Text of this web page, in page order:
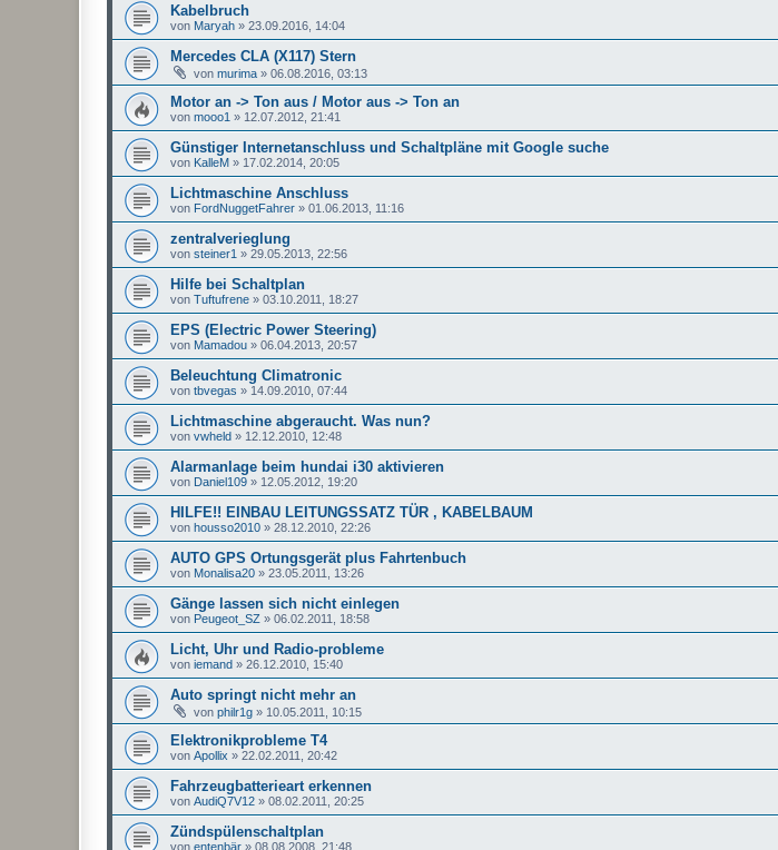
Kabelbruch
von Maryah » 23.09.2016, 14:04
Mercedes CLA (X117) Stern
von murima » 06.08.2016, 03:13
Motor an -> Ton aus / Motor aus -> Ton an
von mooo1 » 12.07.2012, 21:41
Günstiger Internetanschluss und Schaltpläne mit Google suche
von KalleM » 17.02.2014, 20:05
Lichtmaschine Anschluss
von FordNuggetFahrer » 01.06.2013, 11:16
zentralverieglung
von steiner1 » 29.05.2013, 22:56
Hilfe bei Schaltplan
von Tuftufrene » 03.10.2011, 18:27
EPS (Electric Power Steering)
von Mamadou » 06.04.2013, 20:57
Beleuchtung Climatronic
von tbvegas » 14.09.2010, 07:44
Lichtmaschine abgeraucht. Was nun?
von vwheld » 12.12.2010, 12:48
Alarmanlage beim hundai i30 aktivieren
von Daniel109 » 12.05.2012, 19:20
HILFE!! EINBAU LEITUNGSSATZ TÜR , KABELBAUM
von housso2010 » 28.12.2010, 22:26
AUTO GPS Ortungsgerät plus Fahrtenbuch
von Monalisa20 » 23.05.2011, 13:26
Gänge lassen sich nicht einlegen
von Peugeot_SZ » 06.02.2011, 18:58
Licht, Uhr und Radio-probleme
von iemand » 26.12.2010, 15:40
Auto springt nicht mehr an
von philr1g » 10.05.2011, 10:15
Elektronikprobleme T4
von Apollix » 22.02.2011, 20:42
Fahrzeugbatterieart erkennen
von AudiQ7V12 » 08.02.2011, 20:25
Zündspülenschaltplan
von entenbär » 08.08.2008, 21:48